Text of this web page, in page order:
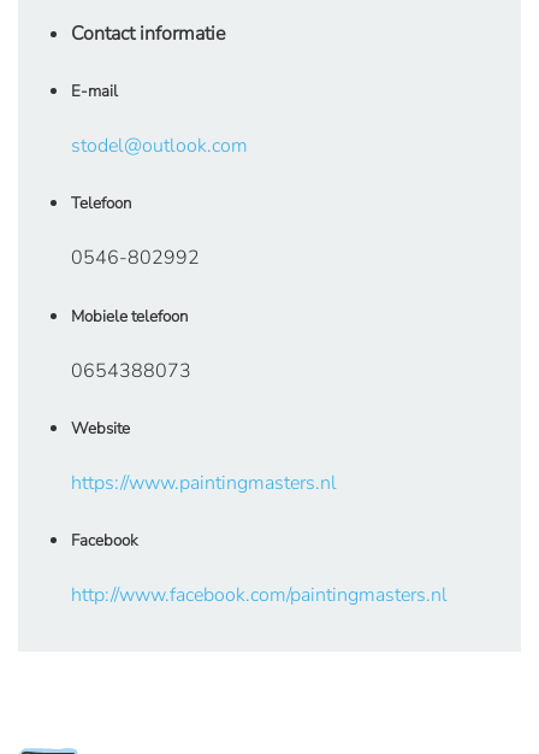
Contact informatie
E-mail
stodel@outlook.com
Telefoon
0546-802992
Mobiele telefoon
0654388073
Website
https://www.paintingmasters.nl
Facebook
http://www.facebook.com/paintingmasters.nl